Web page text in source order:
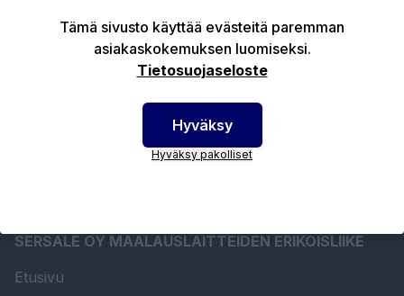
Tuotekuvaus
Tekniset edut
SERSALE OY MAALAUSLAITTEIDEN ERIKOISLIIKE
Etusivu
Tämä sivusto käyttää evästeitä paremman
asiakaskokemuksen luomiseksi.
Tietosuojaseloste
Hyväksy
Hyväksy pakolliset